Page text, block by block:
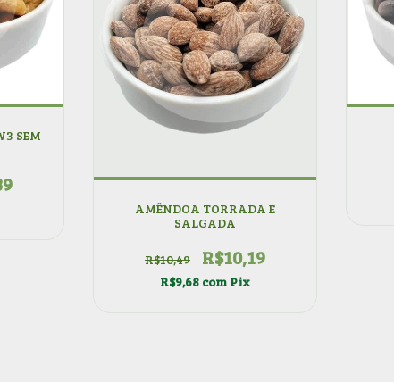
SEM
AMÊNDOA TORRADA E
SALGADA
R$10,49 R$10,19
R$9,68 com Pix